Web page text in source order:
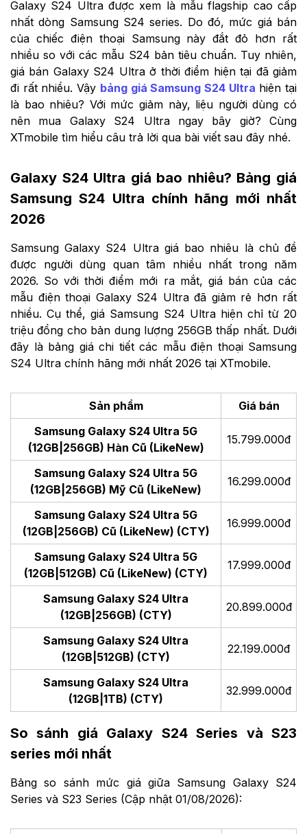
Galaxy S24 Ultra được xem là mẫu flagship cao cấp
nhất dòng Samsung S24 series. Do đó, mức giá bán
của chiếc điện thoại Samsung này đắt đỏ hơn rất
nhiều so với các mẫu S24 bản tiêu chuẩn. Tuy nhiên,
giá bán Galaxy S24 Ultra ở thời điểm hiện tại đã giảm
đi rất nhiều. Vậy bảng giá Samsung S24 Ultra hiện tại
là bao nhiêu? Với mức giảm này, liệu người dùng có
nên mua Galaxy S24 Ultra ngay bây giờ? Cùng
XTmobile tìm hiểu câu trả lời qua bài viết sau đây nhé.
Galaxy S24 Ultra giá bao nhiêu? Bảng giá
Samsung S24 Ultra chính hãng mới nhất
2026
Samsung Galaxy S24 Ultra giá bao nhiêu là chủ đề
được người dùng quan tâm nhiều nhất trong năm
2026. So với thời điểm mới ra mắt, giá bán của các
mẫu điện thoại Galaxy S24 Ultra đã giảm rẻ hơn rất
nhiều. Cụ thể, giá Samsung S24 Ultra hiện chỉ từ 20
triệu đồng cho bản dung lượng 256GB thấp nhất. Dưới
đây là bảng giá chi tiết các mẫu điện thoại Samsung
S24 Ultra chính hãng mới nhất 2026 tại XTmobile.
Sản phẩm
Giá bán
Samsung Galaxy S24 Ultra 5G
(12GB|256GB) Hàn Cũ (LikeNew)
15.799.000đ
Samsung Galaxy S24 Ultra 5G
(12GB|256GB) Mỹ Cũ (LikeNew)
16.299.000đ
Samsung Galaxy S24 Ultra 5G
(12GB|256GB) Cũ (LikeNew) (CTY)
16.999.000đ
Samsung Galaxy S24 Ultra 5G
(12GB|512GB) Cũ (LikeNew) (CTY)
17.999.000đ
Samsung Galaxy S24 Ultra
(12GB|256GB) (CTY)
20.899.000đ
Samsung Galaxy S24 Ultra
(12GB|512GB) (CTY)
22.199.000đ
Samsung Galaxy S24 Ultra
(12GB|1TB) (CTY)
32.999.000đ
So sánh giá Galaxy S24 Series và S23
series mới nhất
Bảng so sánh mức giá giữa Samsung Galaxy S24
Series và S23 Series (Cập nhật 01/08/2026):